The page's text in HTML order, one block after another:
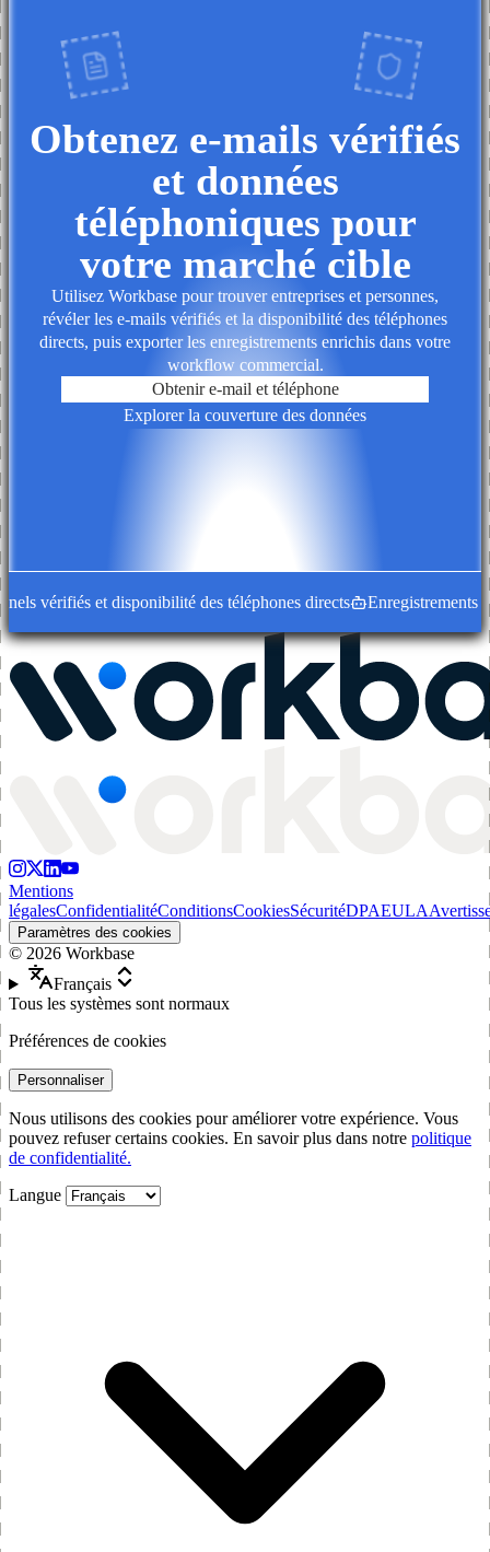
Obtenez e-mails vérifiés
et données
téléphoniques pour
votre marché cible
Utilisez Workbase pour trouver entreprises et personnes,
révéler les e-mails vérifiés et la disponibilité des téléphones
directs, puis exporter les enregistrements enrichis dans votre
workflow commercial.
Obtenir e-mail et téléphone
Explorer la couverture des données
vérifiés et disponibilité des téléphones directs Enregistrements
Mentions
légalesConfidentialitéConditionsCookiesSécuritéDPAEULA
Paramètres des cookies
© 2026 Workbase
Français
Tous les systèmes sont normaux
Préférences de cookies
Personnaliser
Nous utilisons des cookies pour améliorer votre expérience. Vous
pouvez refuser certains cookies. En savoir plus dans notre politique
de confidentialité.
Langue